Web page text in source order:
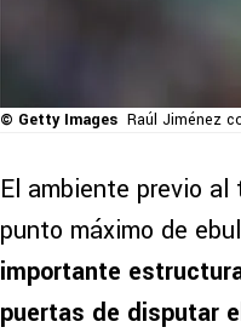
© Getty Images Raúl Jiménez
El ambiente previo
punto máximo de
importante
puertas de disputar